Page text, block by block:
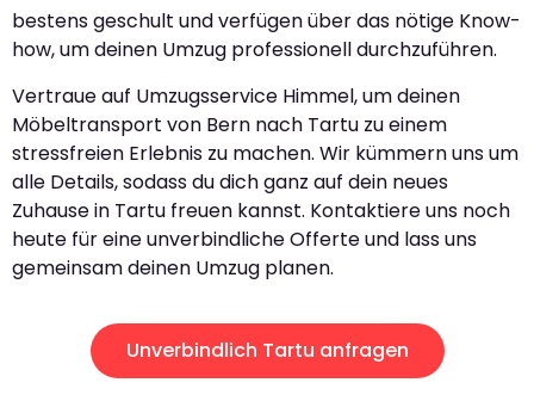
bestens geschult und verfügen über das nötige Know-
how, um deinen Umzug professionell durchzuführen.
Vertraue auf Umzugsservice Himmel, um deinen
Möbeltransport von Bern nach Tartu zu einem
stressfreien Erlebnis zu machen. Wir kümmern uns um
alle Details, sodass du dich ganz auf dein neues
Zuhause in Tartu freuen kannst. Kontaktiere uns noch
heute für eine unverbindliche Offerte und lass uns
gemeinsam deinen Umzug planen.
Unverbindlich Tartu anfragen